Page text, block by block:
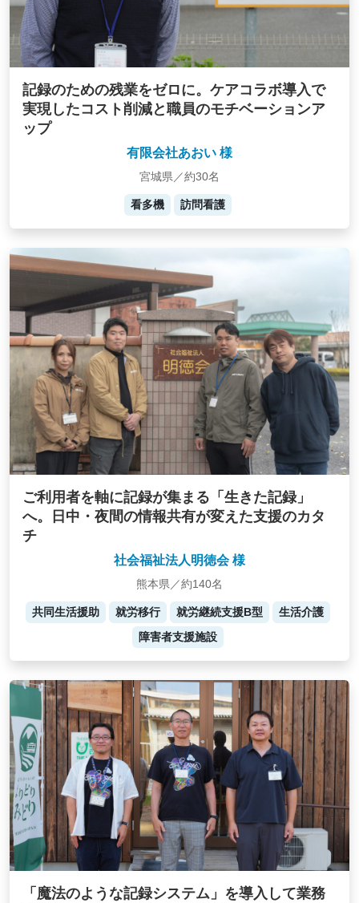
記録のための残業をゼロに。ケアコラボ導入で
実現したコスト削減と職員のモチベーションア
ップ
有限会社あおい 様
宮城県／約30名
看多機 訪問看護
ご利用者を軸に記録が集まる「生きた記録」
へ。日中・夜間の情報共有が変えた支援のカタ
チ
社会福祉法人明徳会 様
熊本県／約140名
共同生活援助 就労移行 就労継続支援B型
生活介護
障害者支援施設
「魔法のような記録システム」を導入して業務